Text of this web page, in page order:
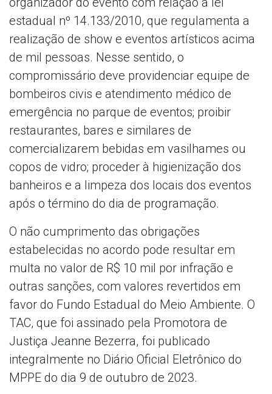
estadual nº 14.133/2010, que regulamenta a
realização de show e eventos artísticos acima
de mil pessoas. Nesse sentido, o
compromissário deve providenciar equipe de
bombeiros civis e atendimento médico de
emergência no parque de eventos; proibir
restaurantes, bares e similares de
comercializarem bebidas em vasilhames ou
copos de vidro; proceder à higienização dos
banheiros e a limpeza dos locais dos eventos
após o término do dia de programação.
O não cumprimento das obrigações
estabelecidas no acordo pode resultar em
multa no valor de R$ 10 mil por infração e
outras sanções, com valores revertidos em
favor do Fundo Estadual do Meio Ambiente. O
TAC, que foi assinado pela Promotora de
Justiça Jeanne Bezerra, foi publicado
integralmente no Diário Oficial Eletrônico do
MPPE do dia 9 de outubro de 2023.